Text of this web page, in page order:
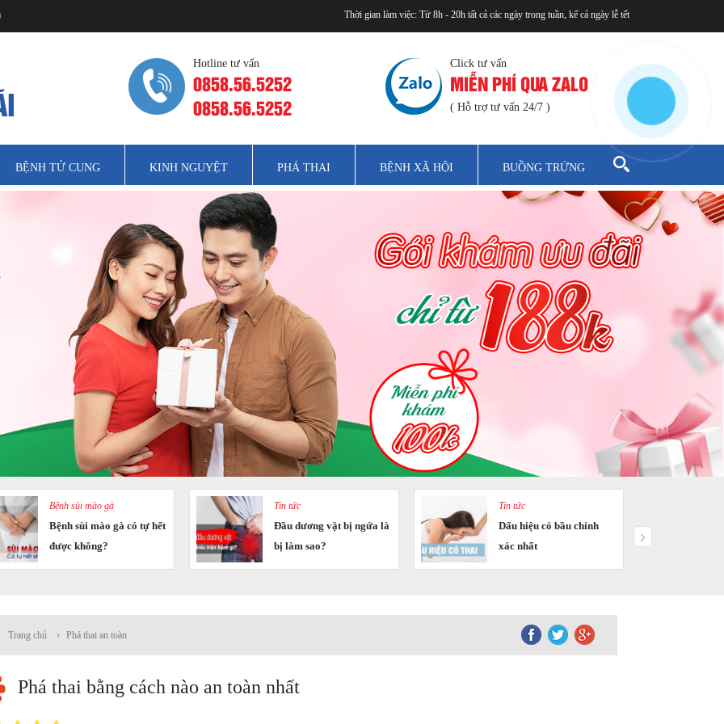
Thời gian làm việc: Từ 8h - 20h tất cả các ngày trong tuần, kể cả ngày lễ tết
Hotline tư vấn
0858.56.5252
0858.56.5252
Click tư vấn
MIỄN PHÍ QUA ZALO
( Hỗ trợ tư vấn 24/7 )
BỆNH TỬ CUNG KINH NGUYỆT PHÁ THAI BỆNH XÃ HỘI BUỒNG TRỨNG
Bệnh sùi mào gà
Bệnh sùi mào gà có tự hết
được không?
Tin tức
Đầu dương vật bị ngứa là
bị làm sao?
Tin tức
Dấu hiệu có bầu chính
xác nhất
Trang chủ › Phá thai an toàn
Phá thai bằng cách nào an toàn nhất